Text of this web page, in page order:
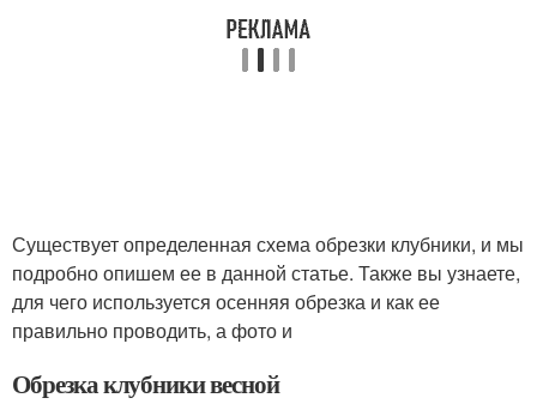
Существует определенная схема обрезки клубники, и мы
подробно опишем ее в данной статье. Также вы узнаете,
для чего используется осенняя обрезка и как ее
правильно проводить, а фото и
Обрезка клубники весной